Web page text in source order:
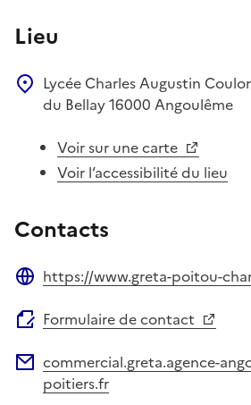
Lieu
Lycée Charles Augustin
du Bellay16000 Angoulême
Voir sur une carte
Voir l’accessibilité du lieu
Contacts
https://www.greta-poitou-
Formulaire de contact
Adresse électronique
commercial.greta.agence-
poitiers.fr